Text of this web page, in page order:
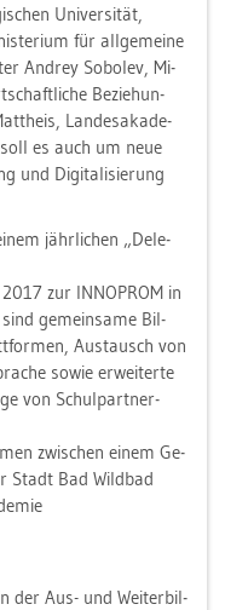
Uni­ver­si­tät,
für all­ge­mei­ne
An­d­rey So­bo­lev, Mi­
Be­zie­hun­
Lan­des­aka­de­
es auch um neue
und Di­gi­ta­li­sie­rung
jähr­li­chen „De­le­
zur IN­NO­PROM in
ge­mein­sa­me Bil­
Aus­tausch von
sowie er­wei­ter­te
von Schul­part­ner­
zwi­schen einem Ge­
Stadt Bad Wild­bad
der Aus- und Wei­ter­bil­